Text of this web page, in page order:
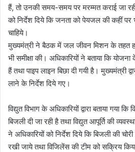
हैं, तो उनकी समय-समय पर मरम्मत कराई जा
को निर्देश दिये कि जनता को पेयजल की कहीं पर
चाहिये।
मुख्यमंत्री ने बैठक में जल जीवन मिशन के तहत
भी समीक्षा की। अधिकारियों ने बताया कि
हैं तथा पाइप लाइन बिछा दी गयी है। मुख्यमंत्री
लाने के निर्देश दिये गए।
विद्युत विभाग के अधिकारियों द्वारा बताया गया कि
बिजली दी जा रही है तथा विद्युत आपूर्ति की
ने अधिकारियों को निर्देश दिये कि बिजली की
रखी जाये तथा विजिलेंस की टीम को सक्रिय